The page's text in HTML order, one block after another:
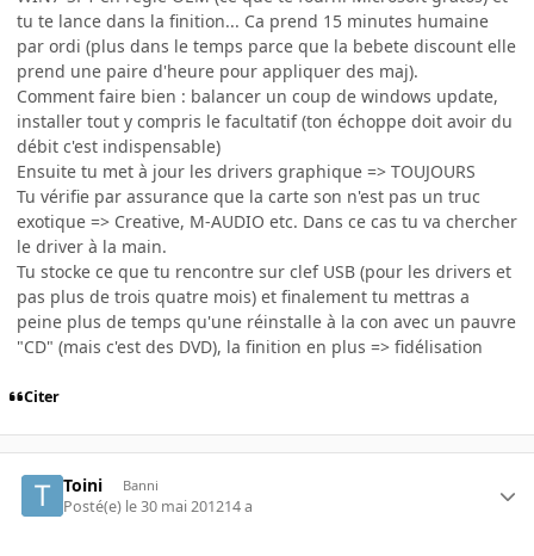
tu te lance dans la finition... Ca prend 15 minutes humaine
par ordi (plus dans le temps parce que la bebete discount elle
prend une paire d'heure pour appliquer des maj).
Comment faire bien : balancer un coup de windows update,
installer tout y compris le facultatif (ton échoppe doit avoir du
débit c'est indispensable)
Ensuite tu met à jour les drivers graphique => TOUJOURS
Tu vérifie par assurance que la carte son n'est pas un truc
exotique => Creative, M-AUDIO etc. Dans ce cas tu va chercher
le driver à la main.
Tu stocke ce que tu rencontre sur clef USB (pour les drivers et
pas plus de trois quatre mois) et finalement tu mettras a
peine plus de temps qu'une réinstalle à la con avec un pauvre
"CD" (mais c'est des DVD), la finition en plus => fidélisation
Citer
Toini Banni
Posté(e) le 30 mai 201214 a